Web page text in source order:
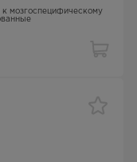
к мозгоспецифическому